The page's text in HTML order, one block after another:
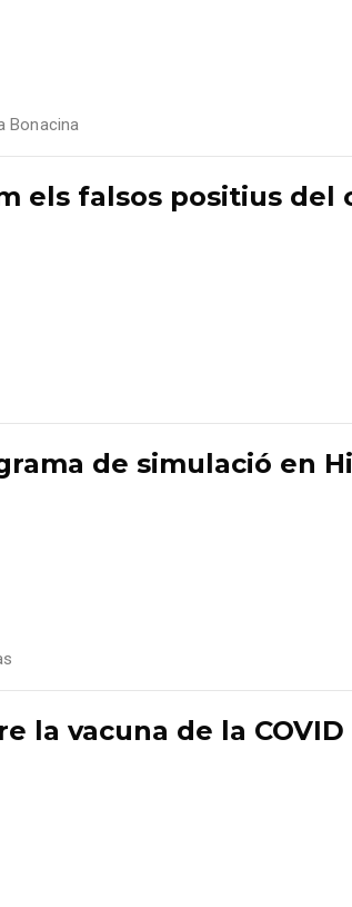
Bonacina
els falsos positius del
de simulació en
la vacuna de la